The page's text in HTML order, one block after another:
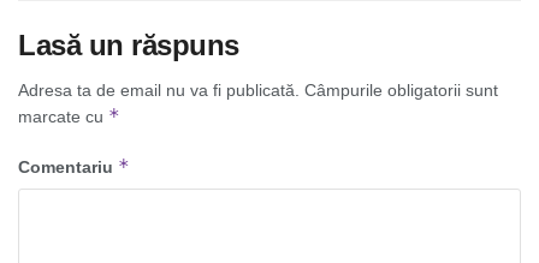
Lasă un răspuns
Adresa ta de email nu va fi publicată. Câmpurile obligatorii sunt
marcate cu *
Comentariu *